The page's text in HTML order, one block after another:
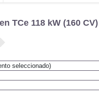
TCe 118 kW (160
seleccionado)